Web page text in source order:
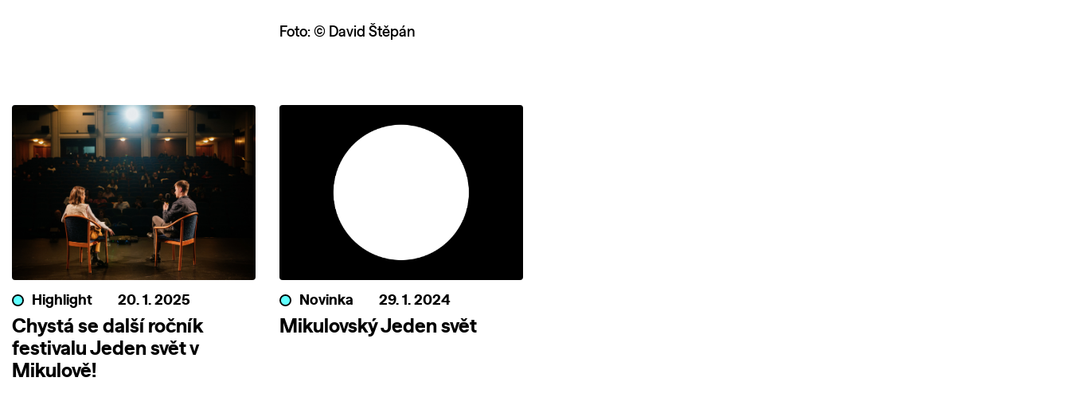
Foto: © David Štěpán
Highlight 20. 1. 2025
Chystá se další ročník
festivalu Jeden svět v
Mikulově!
Novinka 29. 1. 2024
Mikulovský Jeden svět